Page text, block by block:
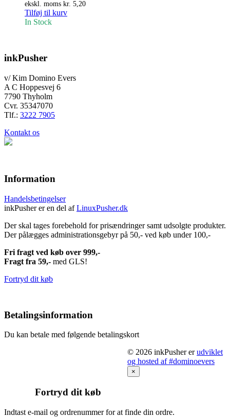
oprindelige
pris
var:
aktuelle
ekskl. moms kr. 5,20
Tilføj til kurv
In Stock
inkPusher
v/ Kim Domino Evers
A C Hoppesvej 6
7790 Thyholm
Cvr. 35347070
Tlf.: 3222 7905
Kontakt os
Information
Handelsbetingelser
inkPusher er en del afLinuxPusher.dk
Der skal tages forebehold for prisændringer samt udsolgte produkter.
Der pålægges administrationsgebyr på 50,- ved køb under 100,-
Fri fragt ved køb over 999,-
Fragt fra 59,- med GLS!
Fortryd dit køb
Betalingsinformation
Du kan betale med følgende betalingskort
© 2026 inkPusher erudviklet
og hosted af #dominoevers
×
Fortryd dit køb
Indtast e-mail og ordrenummer for at finde din ordre.